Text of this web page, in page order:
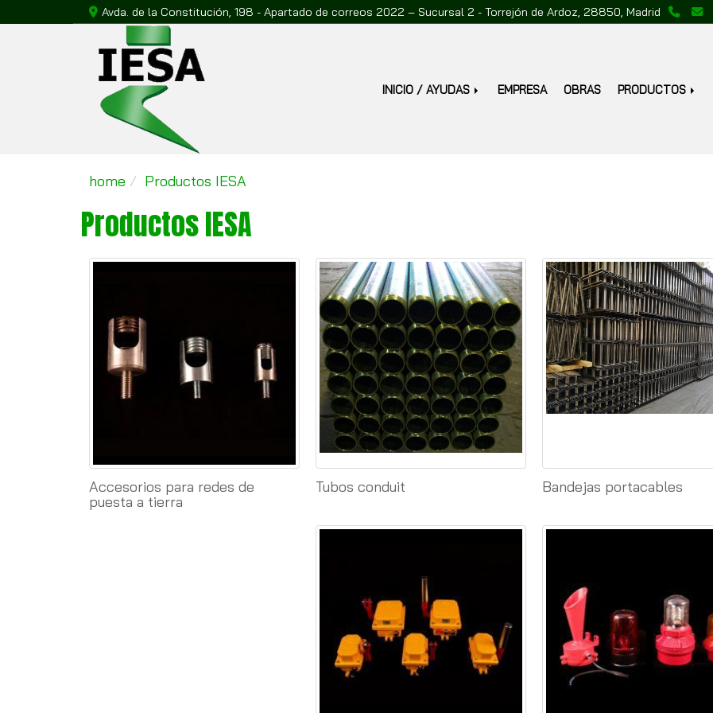
Avda. de la Constitución, 198 - Apartado de correos 2022 – Sucursal 2 - Torrejón de Ardoz, 28850, Madrid
INICIO / AYUDAS EMPRESA OBRAS PRODUCTOS
home Productos IESA
Productos IESA
Accesorios para redes de
puesta a tierra
Tubos conduit Bandejas portacables